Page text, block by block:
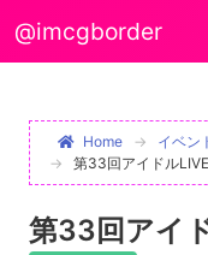
@imcgborder
Home
イベン
第33回アイドル
第33回アイ